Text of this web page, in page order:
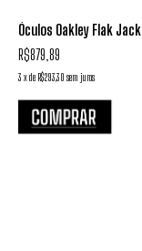
Óculos Oakley Flak
R$879,89
3 xde R$293,30 sem juros